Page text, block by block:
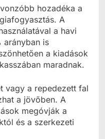
hozadéka a
A
a havi
arányban is
a kiadások
maradnak.
vagy a repedezett fal
a jövőben. A
megóvják a
és a szerkezeti